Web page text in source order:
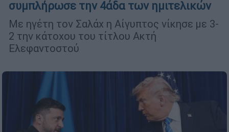
συμπλήρωσε την 4άδα των ημιτελικών
Με ηγέτη τον Σαλάχ η Αίγυπτος νίκησε με 3-
2 την κάτοχου του τίτλου Ακτή
Ελεφαντοστού